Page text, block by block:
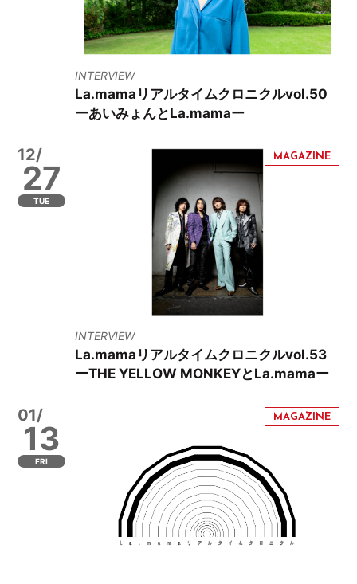
INTERVIEW
La.mamaリアルタイムクロニクルvol.50
ーあいみょんとLa.mamaー
12/
27
TUE
INTERVIEW
La.mamaリアルタイムクロニクルvol.53
ーTHE YELLOW MONKEYとLa.mamaー
01/
13
FRI